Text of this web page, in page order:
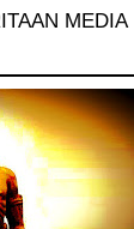
MEDIA